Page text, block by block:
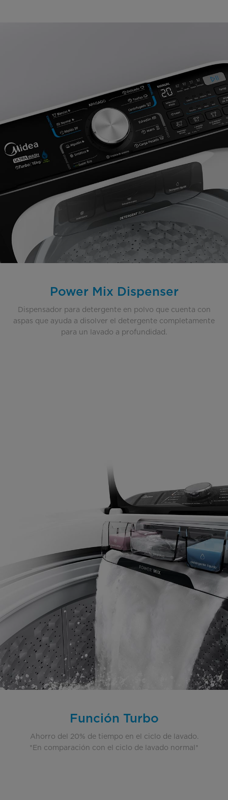
Power Mix Dispenser
Dispensador para detergente en polvo que cuenta con
aspas que ayuda a disolver el detergente completamente
para un lavado a profundidad.
Función Turbo
Ahorro del 20% de tiempo en el ciclo de lavado.
*En comparación con el ciclo de lavado normal*